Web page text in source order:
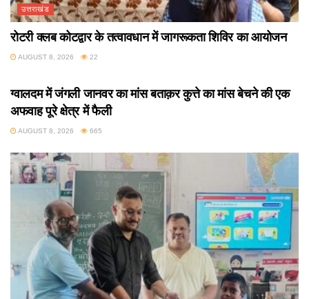
उत्तराखंड
रोटरी क्लब कोटद्वार के तत्वावधान में जागरूकता शिविर का आयोजन
AUGUST 8, 2026 22
ग्वालदम में जंगली जानवर का मांस बताक़र कुत्ते का मांस बेचने की एक
अफवाह पूरे क्षेत्र में फैली
AUGUST 8, 2026 665